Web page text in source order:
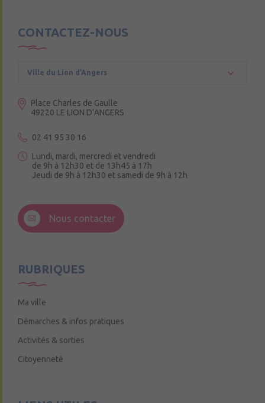
CONTACTEZ-NOUS
Ville du Lion d’Angers
Place Charles de Gaulle
49220 LE LION D’ANGERS
02 41 95 30 16
Lundi, mardi, mercredi et vendredi
de 9h à 12h30 et de 13h45 à 17h
Jeudi de 9h à 12h30 et samedi de 9h à 12h
49220 Andigné
Nous contacter
RUBRIQUES
Ma ville
Démarches & infos pratiques
Activités & sorties
Citoyenneté